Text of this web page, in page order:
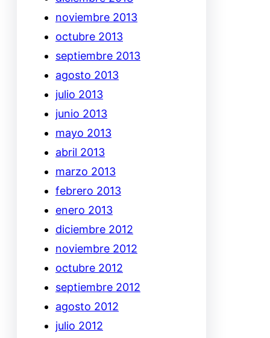
noviembre 2013
octubre 2013
septiembre 2013
agosto 2013
julio 2013
junio 2013
mayo 2013
abril 2013
marzo 2013
febrero 2013
enero 2013
diciembre 2012
noviembre 2012
octubre 2012
septiembre 2012
agosto 2012
julio 2012